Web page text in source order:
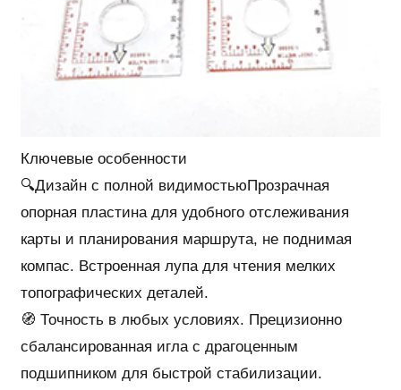
Ключевые особенности
🔍Дизайн с полной видимостьюПрозрачная
опорная пластина для удобного отслеживания
карты и планирования маршрута, не поднимая
компас. Встроенная лупа для чтения мелких
топографических деталей.
🧭 Точность в любых условиях. Прецизионно
сбалансированная игла с драгоценным
подшипником для быстрой стабилизации.